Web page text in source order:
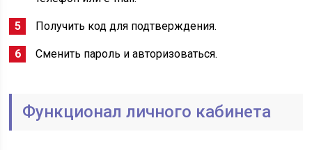
Получить код для подтверждения.
Сменить пароль и авторизоваться.
Функционал личного кабинета